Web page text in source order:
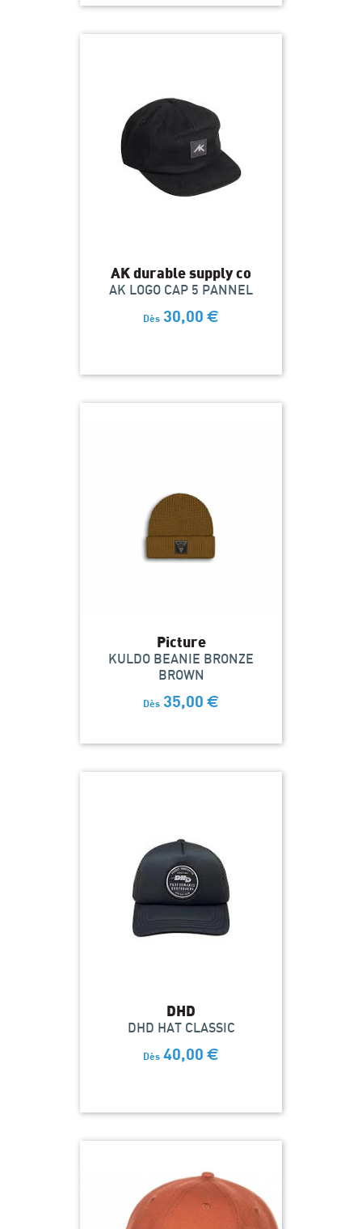
AK durable supply co
AK LOGO CAP 5 PANNEL
Dès 30,00 €
Picture
KULDO BEANIE BRONZE
BROWN
Dès 35,00 €
DHD
DHD HAT CLASSIC
Dès 40,00 €